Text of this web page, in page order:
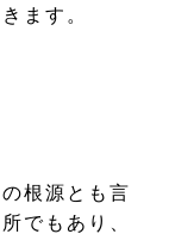
ます。
根源とも言
でもあり、